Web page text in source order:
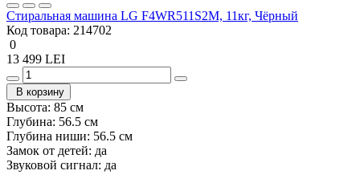
Стиральная машина LG F4WR511S2M, 11кг, Чёрный
Код товара: 214702
0
13 499 LEI
В корзину
Высота: 85 см
Глубина: 56.5 см
Глубина ниши: 56.5 см
Замок от детей: да
Звуковой сигнал: да